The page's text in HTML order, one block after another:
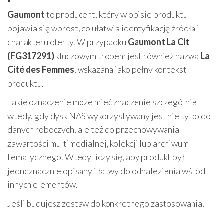
Gaumontto producent, który w opisie produktu
pojawia się wprost, co ułatwia identyfikację źródła i
charakteru oferty. W przypadku Gaumont La Cit
(FG317291)kluczowym tropem jest również nazwa La
Cité des Femmes, wskazana jako pełny kontekst
produktu.
Takie oznaczenie może mieć znaczenie szczególnie
wtedy, gdy dysk NAS wykorzystywany jest nie tylko do
danych roboczych, ale też do przechowywania
zawartości multimedialnej, kolekcji lub archiwum
tematycznego. Wtedy liczy się, aby produkt był
jednoznacznie opisany i łatwy do odnalezienia wśród
innych elementów.
Jeśli budujesz zestaw do konkretnego zastosowania,